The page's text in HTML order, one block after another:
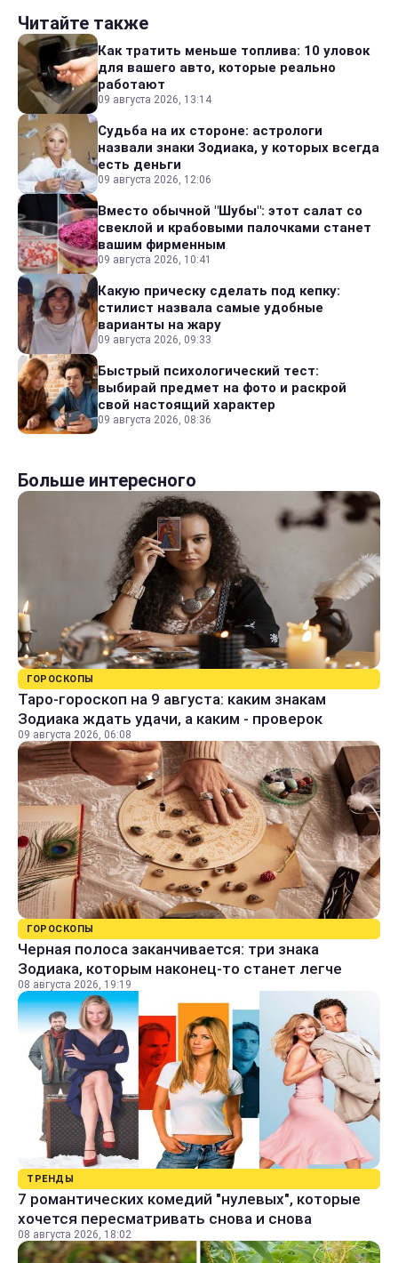
Читайте также
Как тратить меньше топлива: 10 уловок
для вашего авто, которые реально
работают
09 августа 2026, 13:14
Судьба на их стороне: астрологи
назвали знаки Зодиака, у которых всегда
есть деньги
09 августа 2026, 12:06
Вместо обычной "Шубы": этот салат со
свеклой и крабовыми палочками станет
вашим фирменным
09 августа 2026, 10:41
Какую прическу сделать под кепку:
стилист назвала самые удобные
варианты на жару
09 августа 2026, 09:33
Быстрый психологический тест:
выбирай предмет на фото и раскрой
свой настоящий характер
09 августа 2026, 08:36
Больше интересного
ГОРОСКОПЫ
Таро-гороскоп на 9 августа: каким знакам
Зодиака ждать удачи, а каким - проверок
09 августа 2026, 06:08
ГОРОСКОПЫ
Черная полоса заканчивается: три знака
Зодиака, которым наконец-то станет легче
08 августа 2026, 19:19
ТРЕНДЫ
7 романтических комедий "нулевых", которые
хочется пересматривать снова и снова
08 августа 2026, 18:02